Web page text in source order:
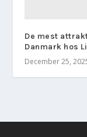
De mest
Danmark hos
December 25,